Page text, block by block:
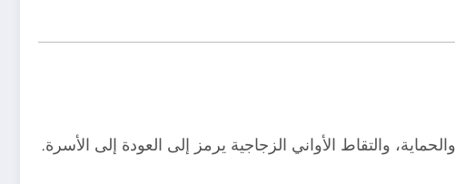
والتقاط الأواني الزجاجية يرمز إلى العودة إلى الأسرة.